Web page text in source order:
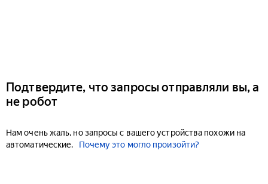
Подтвердите, что запросы отправляли вы, а
не робот
Нам очень жаль, но запросы с вашего устройства похожи на
автоматические.
Почему это могло произойти?